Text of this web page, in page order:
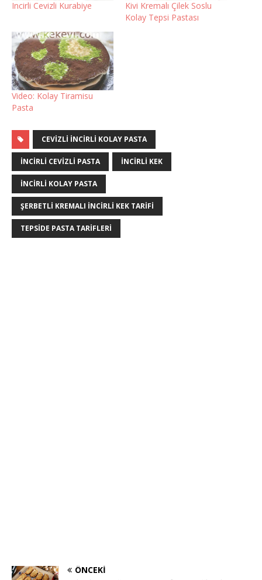
Incirli Cevizli Kurabiye
Kivi Kremalı Çilek Soslu
Kolay Tepsi Pastası
Video: Kolay Tiramisu
Pasta
CEVIZLI INCIRLI KOLAY PASTA
INCIRLI CEVIZLI PASTA INCIRLI KEK
INCIRLI KOLAY PASTA
ŞERBETLI KREMALI INCIRLI KEK TARIFI
TEPSIDE PASTA TARIFLERI
ÖNCEKI